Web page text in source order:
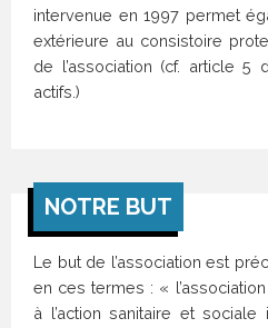
intervenue en 1997 permet
extérieure au consistoire
de l’association (cf. article 5
actifs.)
NOTRE BUT
Le but de l’association est
en ces termes : «
à l’action sanitaire et